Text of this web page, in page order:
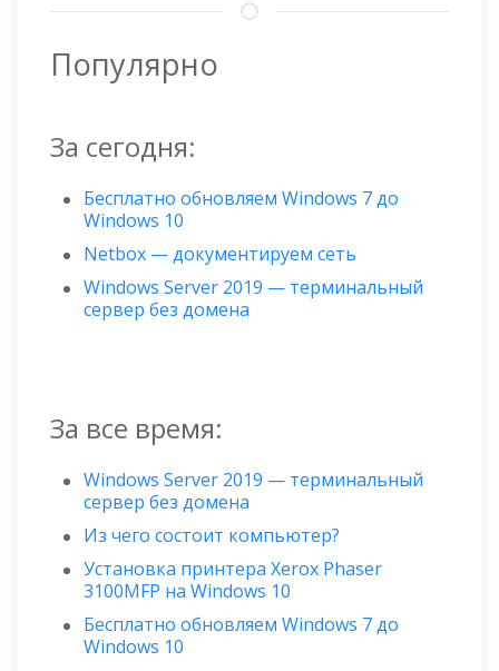
Популярно
За сегодня:
Бесплатно обновляем Windows 7 до
Windows 10
Netbox — документируем сеть
Windows Server 2019 — терминальный
сервер без домена
За все время:
Windows Server 2019 — терминальный
сервер без домена
Из чего состоит компьютер?
Установка принтера Xerox Phaser
3100MFP на Windows 10
Бесплатно обновляем Windows 7 до
Windows 10